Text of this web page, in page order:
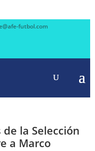
futbol.com
la Selección
a Marco